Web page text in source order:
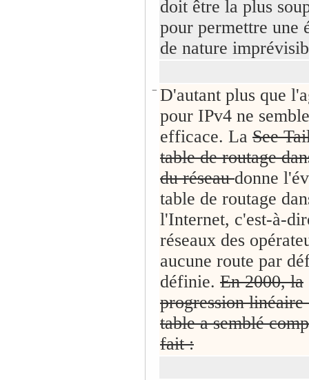
doit être la plus
pour permettre une
de nature
− D'autant plus que
pour IPv4 ne
efficace. La See
table de routage
du réseaudonne
table de routage
l'Internet, c'est-à-
réseaux des
aucune route par
définie. En 2000, la
progression linéaire
table a semblé
fait :